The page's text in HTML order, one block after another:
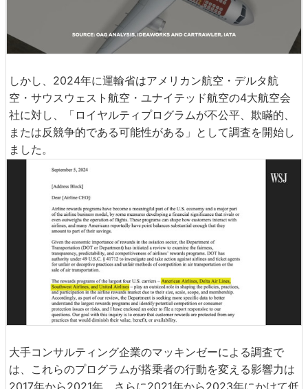
しかし、2024年に運輸省はアメリカン航空・デルタ航
空・サウスウェスト航空・ユナイテッド航空の4大航空会
社に対し、「ロイヤルティプログラムが不公平、欺瞞的、
または反競争的である可能性がある」として調査を開始し
ました。
大手コンサルティング企業のマッキンゼーによる調査で
は、これらのプログラムが搭乗者の行動を変える影響力は
2017年から2021年、さらに2021年から2023年にかけて低